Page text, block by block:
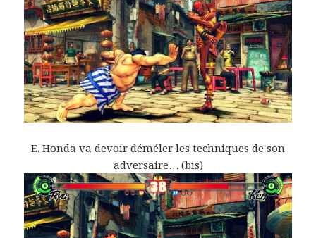
E. Honda va devoir déméler les techniques de son
adversaire… (bis)